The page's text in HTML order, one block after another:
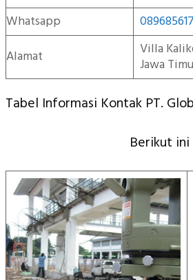
Whatsapp
Alamat
Villa
Jawa
Tabel Informasi Kontak PT.
Berikut ini